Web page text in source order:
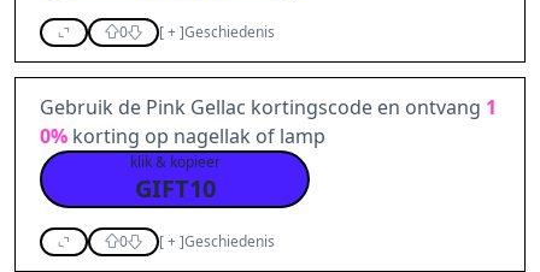
0 [+]Geschiedenis
Gebruik de Pink Gellac kortingscode en ontvang 1
0% korting op nagellak of lamp
klik & kopieer
GIFT10
0 [+]Geschiedenis